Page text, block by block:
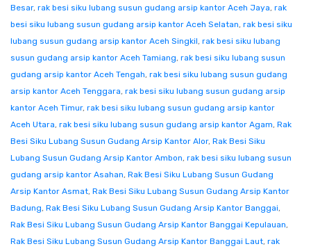
Besar, rak besi siku lubang susun gudang arsip kantor Aceh Jaya, rak
besi siku lubang susun gudang arsip kantor Aceh Selatan, rak besi siku
lubang susun gudang arsip kantor Aceh Singkil, rak besi siku lubang
susun gudang arsip kantor Aceh Tamiang, rak besi siku lubang susun
gudang arsip kantor Aceh Tengah, rak besi siku lubang susun gudang
arsip kantor Aceh Tenggara, rak besi siku lubang susun gudang arsip
kantor Aceh Timur, rak besi siku lubang susun gudang arsip kantor
Aceh Utara, rak besi siku lubang susun gudang arsip kantor Agam, Rak
Besi Siku Lubang Susun Gudang Arsip Kantor Alor, Rak Besi Siku
Lubang Susun Gudang Arsip Kantor Ambon, rak besi siku lubang susun
gudang arsip kantor Asahan, Rak Besi Siku Lubang Susun Gudang
Arsip Kantor Asmat, Rak Besi Siku Lubang Susun Gudang Arsip Kantor
Badung, Rak Besi Siku Lubang Susun Gudang Arsip Kantor Banggai,
Rak Besi Siku Lubang Susun Gudang Arsip Kantor Banggai Kepulauan,
Rak Besi Siku Lubang Susun Gudang Arsip Kantor Banggai Laut, rak